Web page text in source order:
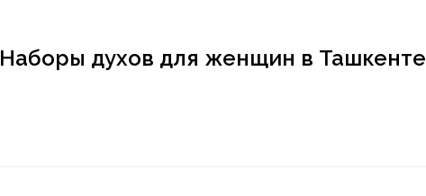
Наборы духов для женщин в Ташкенте